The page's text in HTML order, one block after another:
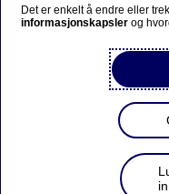
Se forskjellige lands
Finn ditt
følgende
På kontoutskriften
Det er enkelt å endre eller
informasjonskapsler og